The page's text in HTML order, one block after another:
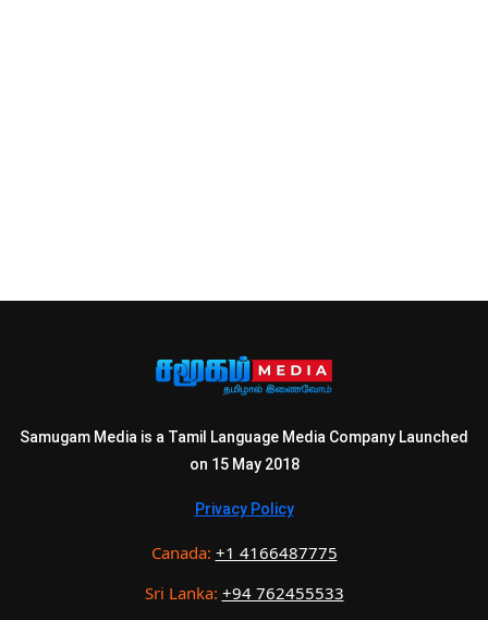
Samugam Media is a Tamil Language Media Company Launched
on 15 May 2018
Privacy Policy
Canada: +1 4166487775
Sri Lanka: +94 762455533